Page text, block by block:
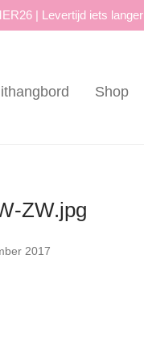
| Levertijd iets langer
Shop
ZW.jpg
2017